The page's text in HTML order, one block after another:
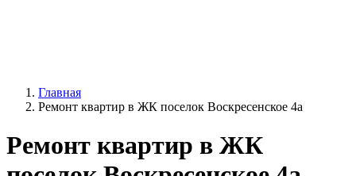
Главная
Ремонт квартир в ЖК поселок Воскресенское 4а
Ремонт квартир в ЖК